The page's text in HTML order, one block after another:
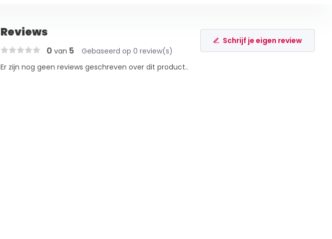
Reviews
0 van 5 Gebaseerd op 0 review(s)
Schrijf je eigen review
Er zijn nog geen reviews geschreven over dit product..